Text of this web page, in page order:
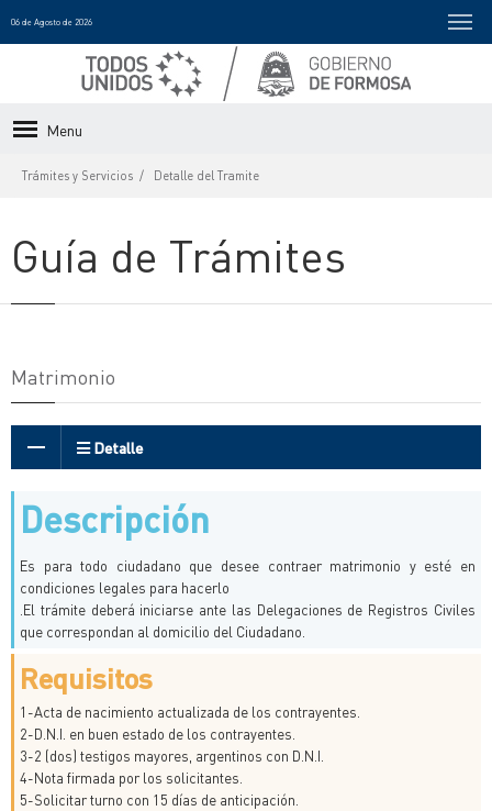
06 de Agosto de 2026
Menu
Trámites y Servicios Detalle del Tramite
Guía de Trámites
Matrimonio
Detalle
Descripción
Es para todo ciudadano que desee contraer matrimonio y esté en
condiciones legales para hacerlo
.El trámite deberá iniciarse ante las Delegaciones de Registros Civiles
que correspondan al domicilio del Ciudadano.
Requisitos
1-Acta de nacimiento actualizada de los contrayentes.
2-D.N.I. en buen estado de los contrayentes.
3-2 (dos) testigos mayores, argentinos con D.N.I.
4-Nota firmada por los solicitantes.
5-Solicitar turno con 15 días de anticipación.